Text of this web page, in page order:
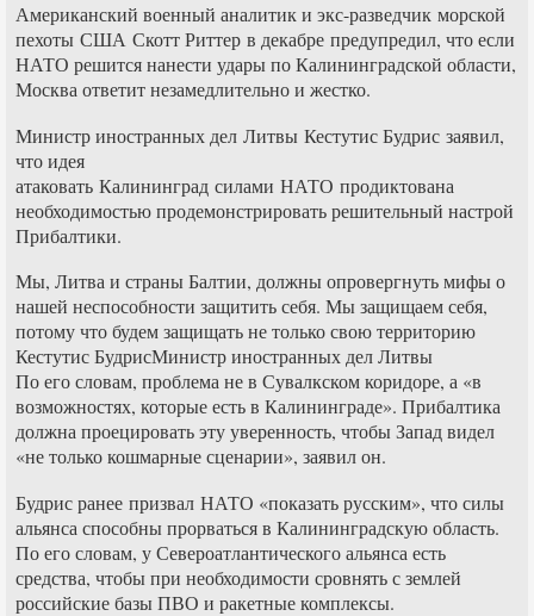
Американский военный аналитик и экс-разведчик морской
пехоты США Скотт Риттер в декабре предупредил, что если
НАТО решится нанести удары по Калининградской области,
Москва ответит незамедлительно и жестко.
Министр иностранных дел Литвы Кестутис Будрис заявил,
что идея
атаковать Калининград силами НАТО продиктована
необходимостью продемонстрировать решительный настрой
Прибалтики.
Мы, Литва и страны Балтии, должны опровергнуть мифы о
нашей неспособности защитить себя. Мы защищаем себя,
потому что будем защищать не только свою территорию
Кестутис БудрисМинистр иностранных дел Литвы
По его словам, проблема не в Сувалкском коридоре, а «в
возможностях, которые есть в Калининграде». Прибалтика
должна проецировать эту уверенность, чтобы Запад видел
«не только кошмарные сценарии», заявил он.
Будрис ранее призвал НАТО «показать русским», что силы
альянса способны прорваться в Калининградскую область.
По его словам, у Североатлантического альянса есть
средства, чтобы при необходимости сровнять с землей
российские базы ПВО и ракетные комплексы.